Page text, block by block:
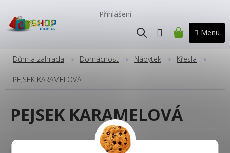
obsah
Přihlášení
NÁKUPNÍ
Dům a zahrada Domácnost Nábytek Křesla
PEJSEK KARAMELOVÁ
PEJSEK KARAMELOVÁ